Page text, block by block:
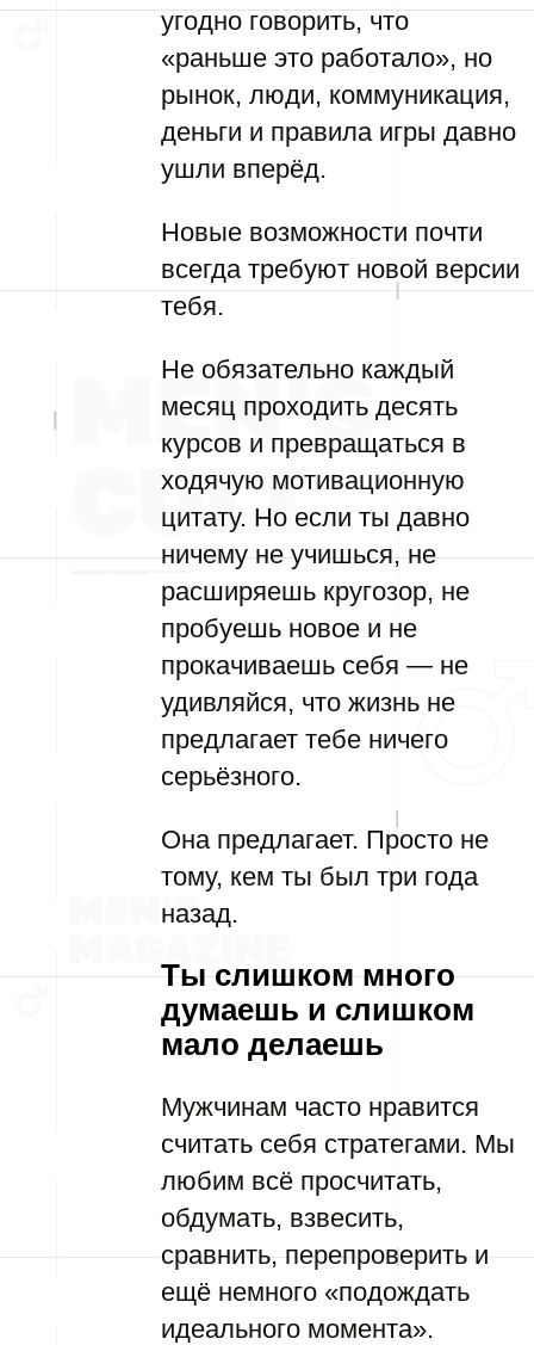
угодно говорить, что
«раньше это работало», но
рынок, люди, коммуникация,
деньги и правила игры давно
ушли вперёд.
Новые возможности почти
всегда требуют новой версии
тебя.
Не обязательно каждый
месяц проходить десять
курсов и превращаться в
ходячую мотивационную
цитату. Но если ты давно
ничему не учишься, не
расширяешь кругозор, не
пробуешь новое и не
прокачиваешь себя — не
удивляйся, что жизнь не
предлагает тебе ничего
серьёзного.
Она предлагает. Просто не
тому, кем ты был три года
назад.
Ты слишком много
думаешь и слишком
мало делаешь
Мужчинам часто нравится
считать себя стратегами. Мы
любим всё просчитать,
обдумать, взвесить,
сравнить, перепроверить и
ещё немного «подождать
идеального момента».